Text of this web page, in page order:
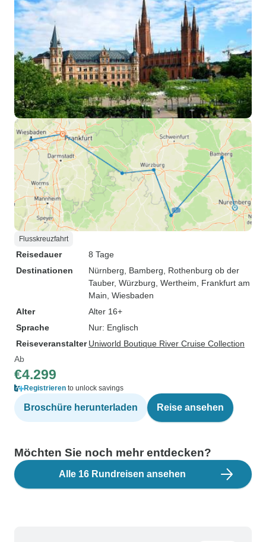
Flusskreuzfahrt
Reisedauer
8 Tage
Destinationen
Nürnberg , Bamberg , Rothenburg ob der
Tauber, Würzburg , Wertheim , Frankfurt am
Main , Wiesbaden
Alter
Alter 16+
Sprache
Nur: Englisch
Reiseveranstalter Uniworld Boutique River Cruise Collection
Ab
€4.299
Registrieren to unlock savings
Broschüre herunterladen Reise ansehen
Möchten Sie noch mehr entdecken?
Alle 16 Rundreisen ansehen